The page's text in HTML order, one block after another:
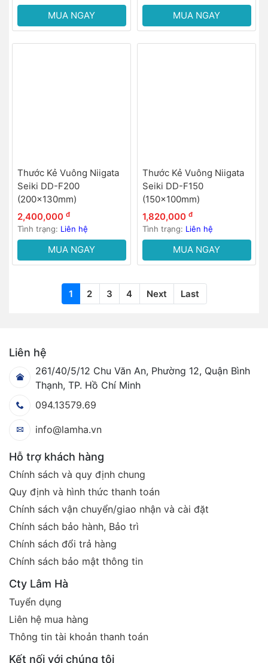
MUA NGAY MUA NGAY
Thước Kẻ Vuông Niigata
Seiki DD-F200
(200x130mm)
2,400,000 đ
Tình trạng: Liên hệ
MUA NGAY
Thước Kẻ Vuông Niigata
Seiki DD-F150
(150x100mm)
1,820,000 đ
Tình trạng: Liên hệ
MUA NGAY
1 2 3 4 Next Last
Liên hệ
261/40/5/12 Chu Văn An, Phường 12, Quận Bình
Thạnh, TP. Hồ Chí Minh
094.13579.69
info@lamha.vn
Hỗ trợ khách hàng
Chính sách và quy định chung
Quy định và hình thức thanh toán
Chính sách vận chuyển/giao nhận và cài đặt
Chính sách bảo hành, Bảo trì
Chính sách đổi trả hàng
Chính sách bảo mật thông tin
Cty Lâm Hà
Tuyển dụng
Liên hệ mua hàng
Thông tin tài khoản thanh toán
Kết nối với chúng tôi